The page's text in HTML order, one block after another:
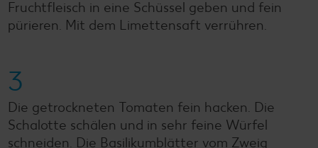
Fruchtfleisch in eine Schüssel geben und fein
pürieren. Mit dem Limettensaft verrühren.
3
Die getrockneten Tomaten fein hacken. Die
Schalotte schälen und in sehr feine Würfel
schneiden. Die Basilikumblätter vom Zweig